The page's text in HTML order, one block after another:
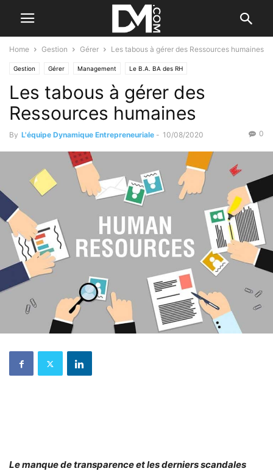
Home Gestion Gérer Les tabous à gérer des Ressources humaines
Gestion Gérer Management Le B.A. BA des RH
Les tabous à gérer des
Ressources humaines
By L'équipe Dynamique Entrepreneuriale - 10/08/2020 0
Le manque de transparence et les derniers scandales